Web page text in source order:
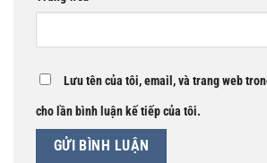
Lưu tên của tôi, email, và trang web
cho lần bình luận kế tiếp của tôi.